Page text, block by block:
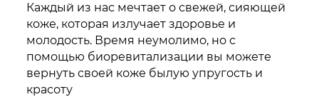
Каждый из нас мечтает о свежей, сияющей
коже, которая излучает здоровье и
молодость. Время неумолимо, но с
помощью биоревитализации вы можете
вернуть своей коже былую упругость и
красоту